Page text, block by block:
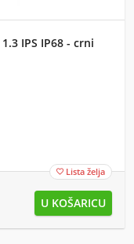
IPS IP68 - crni
 Lista želja